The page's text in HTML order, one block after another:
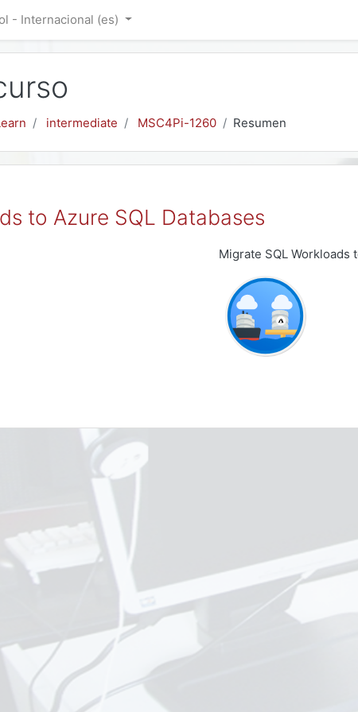
- Internacional ‎(es)‎
intermediate MSC4Pi-1260 Resumen
to Azure SQL Databases
Migrate SQL Workloads